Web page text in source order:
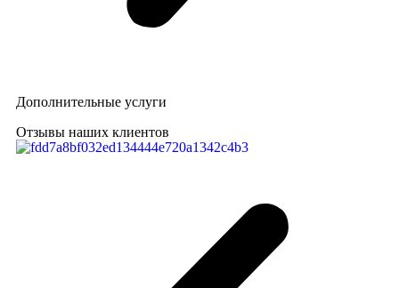
Дополнительные услуги
Отзывы наших клиентов